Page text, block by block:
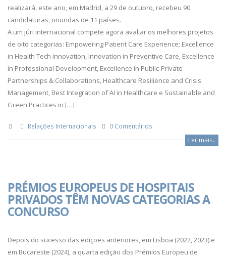
realizará, este ano, em Madrid, a 29 de outubro, recebeu 90
candidaturas, oriundas de 11 países.
A um júri internacional compete agora avaliar os melhores projetos
de oito categorias: Empowering Patient Care Experience; Excellence
in Health Tech Innovation, Innovation in Preventive Care, Excellence
in Professional Development, Excellence in Public-Private
Partnerships & Collaborations, Healthcare Resilience and Crisis
Management, Best Integration of AI in Healthcare e Sustainable and
Green Practices in […]
Relações Internacionais 0 Comentários
Ler mais..
PRÉMIOS EUROPEUS DE HOSPITAIS
PRIVADOS TÊM NOVAS CATEGORIAS A
CONCURSO
Depois do sucesso das edições anteriores, em Lisboa (2022, 2023) e
em Bucareste (2024), a quarta edição dos Prémios Europeu de